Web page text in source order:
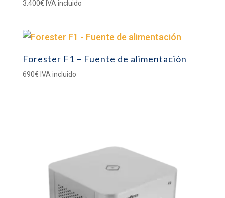
3.400€ IVA incluido
Forester F1 – Fuente de alimentación
690€ IVA incluido